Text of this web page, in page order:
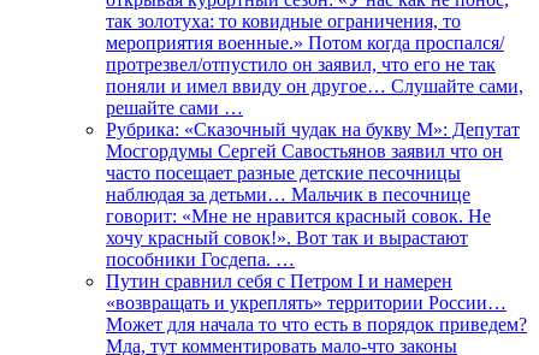
так золотуха: то ковидные ограничения, то
мероприятия военные.» Потом когда проспался/
протрезвел/отпустило он заявил, что его не так
поняли и имел ввиду он другое… Слушайте сами,
решайте сами …
Рубрика: «Сказочный чудак на букву М»: Депутат
Мосгордумы Сергей Савостьянов заявил что он
часто посещает разные детские песочницы
наблюдая за детьми… Мальчик в песочнице
говорит: «Мне не нравится красный совок. Не
хочу красный совок!». Вот так и вырастают
пособники Госдепа. …
Путин сравнил себя с Петром I и намерен
«возвращать и укреплять» территории России…
Может для начала то что есть в порядок приведем?
Мда, тут комментировать мало-что законы